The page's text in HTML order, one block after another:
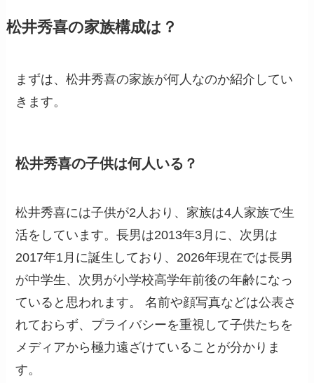
松井秀喜の家族構成は？
まずは、松井秀喜の家族が何人なのか紹介してい
きます。
松井秀喜の子供は何人いる？
松井秀喜には子供が2人おり、家族は4人家族で生
活をしています。長男は2013年3月に、次男は
2017年1月に誕生しており、2026年現在では長男
が中学生、次男が小学校高学年前後の年齢になっ
ていると思われます。 名前や顔写真などは公表さ
れておらず、プライバシーを重視して子供たちを
メディアから極力遠ざけていることが分かりま
す。